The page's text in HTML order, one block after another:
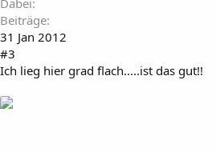
Beiträge
31 Jan 2012
#3
Ich lieg hier grad flach.....ist das gut!!